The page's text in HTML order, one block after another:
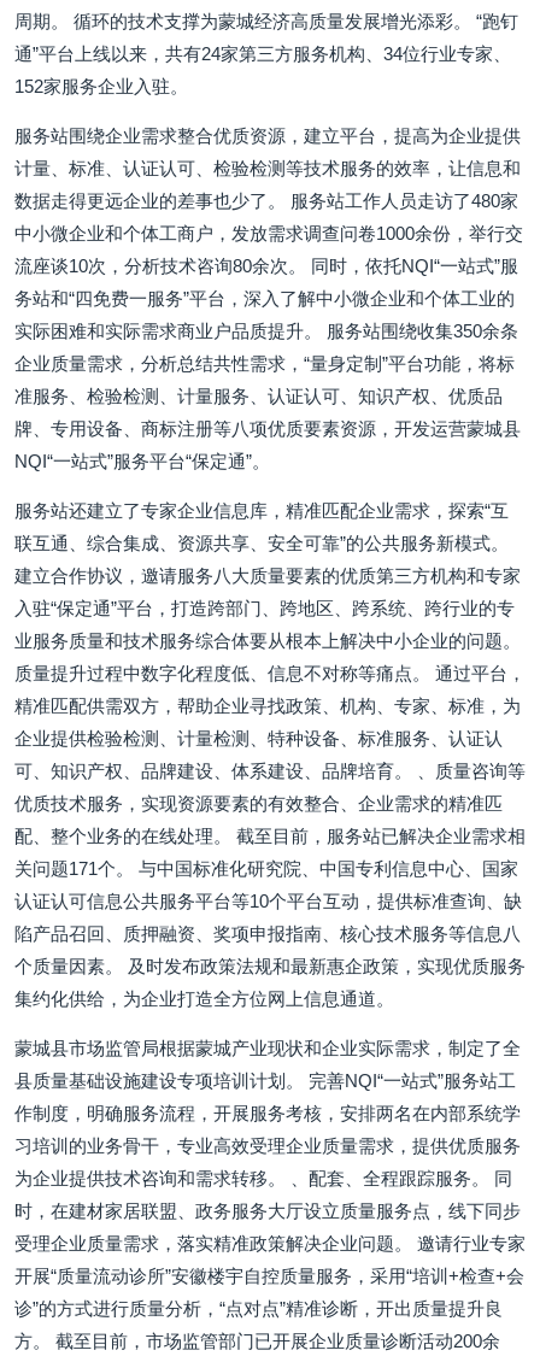
周期。 循环的技术支撑为蒙城经济高质量发展增光添彩。 “跑钉
通”平台上线以来，共有24家第三方服务机构、34位行业专家、
152家服务企业入驻。
服务站围绕企业需求整合优质资源，建立平台，提高为企业提供
计量、标准、认证认可、检验检测等技术服务的效率，让信息和
数据走得更远企业的差事也少了。 服务站工作人员走访了480家
中小微企业和个体工商户，发放需求调查问卷1000余份，举行交
流座谈10次，分析技术咨询80余次。 同时，依托NQI“一站式”服
务站和“四免费一服务”平台，深入了解中小微企业和个体工业的
实际困难和实际需求商业户品质提升。 服务站围绕收集350余条
企业质量需求，分析总结共性需求，“量身定制”平台功能，将标
准服务、检验检测、计量服务、认证认可、知识产权、优质品
牌、专用设备、商标注册等八项优质要素资源，开发运营蒙城县
NQI“一站式”服务平台“保定通”。
服务站还建立了专家企业信息库，精准匹配企业需求，探索“互
联互通、综合集成、资源共享、安全可靠”的公共服务新模式。
建立合作协议，邀请服务八大质量要素的优质第三方机构和专家
入驻“保定通”平台，打造跨部门、跨地区、跨系统、跨行业的专
业服务质量和技术服务综合体要从根本上解决中小企业的问题。
质量提升过程中数字化程度低、信息不对称等痛点。 通过平台，
精准匹配供需双方，帮助企业寻找政策、机构、专家、标准，为
企业提供检验检测、计量检测、特种设备、标准服务、认证认
可、知识产权、品牌建设、体系建设、品牌培育。 、质量咨询等
优质技术服务，实现资源要素的有效整合、企业需求的精准匹
配、整个业务的在线处理。 截至目前，服务站已解决企业需求相
关问题171个。 与中国标准化研究院、中国专利信息中心、国家
认证认可信息公共服务平台等10个平台互动，提供标准查询、缺
陷产品召回、质押融资、奖项申报指南、核心技术服务等信息八
个质量因素。 及时发布政策法规和最新惠企政策，实现优质服务
集约化供给，为企业打造全方位网上信息通道。
蒙城县市场监管局根据蒙城产业现状和企业实际需求，制定了全
县质量基础设施建设专项培训计划。 完善NQI“一站式”服务站工
作制度，明确服务流程，开展服务考核，安排两名在内部系统学
习培训的业务骨干，专业高效受理企业质量需求，提供优质服务
为企业提供技术咨询和需求转移。 、配套、全程跟踪服务。 同
时，在建材家居联盟、政务服务大厅设立质量服务点，线下同步
受理企业质量需求，落实精准政策解决企业问题。 邀请行业专家
开展“质量流动诊所”安徽楼宇自控质量服务，采用“培训+检查+会
诊”的方式进行质量分析，“点对点”精准诊断，开出质量提升良
方。 截至目前，市场监管部门已开展企业质量诊断活动200余